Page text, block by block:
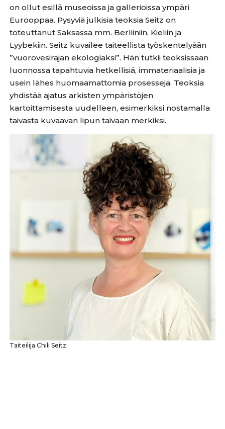
on ollut esillä museoissa ja gallerioissa ympäri
Eurooppaa. Pysyviä julkisia teoksia Seitz on
toteuttanut Saksassa mm. Berliiniin, Kieliin ja
Lyybekiin. Seitz kuvailee taiteellista työskentelyään
”vuorovesirajan ekologiaksi”. Hän tutkii teoksissaan
luonnossa tapahtuvia hetkellisiä, immateriaalisia ja
usein lähes huomaamattomia prosesseja. Teoksia
yhdistää ajatus arkisten ympäristöjen
kartoittamisesta uudelleen, esimerkiksi nostamalla
taivasta kuvaavan lipun taivaan merkiksi.
Taiteilija Chili Seitz.